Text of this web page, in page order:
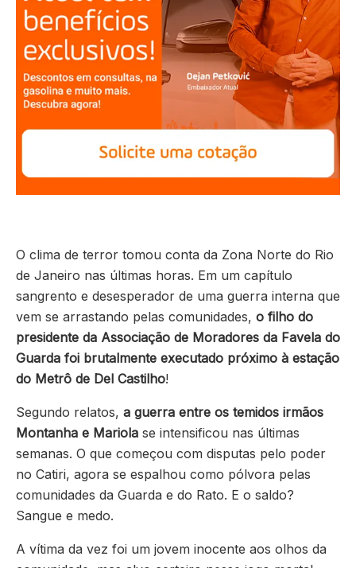
O clima de terror tomou conta da Zona Norte do Rio
de Janeiro nas últimas horas. Em um capítulo
sangrento e desesperador de uma guerra interna que
vem se arrastando pelas comunidades, o filho do
presidente da Associação de Moradores da Favela do
Guarda foi brutalmente executado próximo à estação
do Metrô de Del Castilho!
Segundo relatos, a guerra entre os temidos irmãos
Montanha e Mariola se intensificou nas últimas
semanas. O que começou com disputas pelo poder
no Catiri, agora se espalhou como pólvora pelas
comunidades da Guarda e do Rato. E o saldo?
Sangue e medo.
A vítima da vez foi um jovem inocente aos olhos da